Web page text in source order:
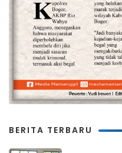
BERITA TERBARU